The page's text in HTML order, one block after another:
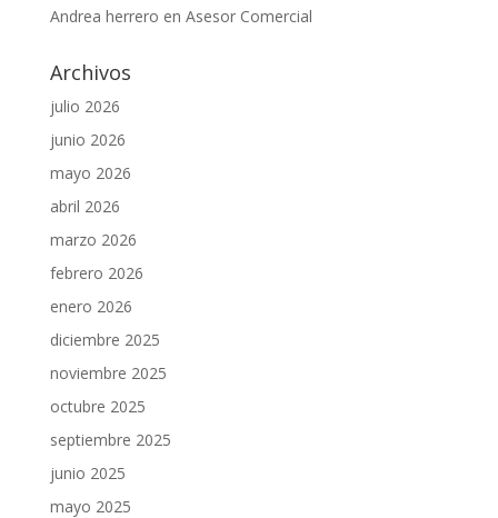
Andrea herrero en Asesor Comercial
Archivos
julio 2026
junio 2026
mayo 2026
abril 2026
marzo 2026
febrero 2026
enero 2026
diciembre 2025
noviembre 2025
octubre 2025
septiembre 2025
junio 2025
mayo 2025